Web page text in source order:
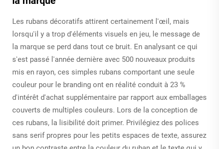
Les rubans décoratifs attirent certainement l'œil, mais
lorsqu'il y a trop d'éléments visuels en jeu, le message de
la marque se perd dans tout ce bruit. En analysant ce qui
s'est passé l'année dernière avec 500 nouveaux produits
mis en rayon, ces simples rubans comportant une seule
couleur pour le branding ont en réalité conduit à 23 %
d'intérêt d'achat supplémentaire par rapport aux emballages
couverts de multiples couleurs. Lors de la conception de
ces rubans, la lisibilité doit primer. Privilégiez des polices
sans serif propres pour les petits espaces de texte, assurez